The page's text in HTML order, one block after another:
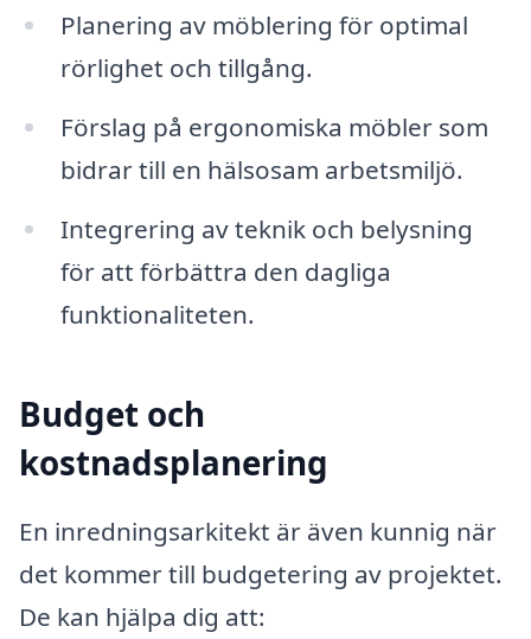
Planering av möblering för optimal
rörlighet och tillgång.
Förslag på ergonomiska möbler som
bidrar till en hälsosam arbetsmiljö.
Integrering av teknik och belysning
för att förbättra den dagliga
funktionaliteten.
Budget och
kostnadsplanering
En inredningsarkitekt är även kunnig när
det kommer till budgetering av projektet.
De kan hjälpa dig att: